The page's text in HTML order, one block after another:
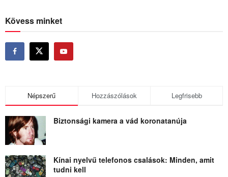
Kövess minket
Népszerű Hozzászólások Legfrisebb
Biztonsági kamera a vád koronatanúja
Kínai nyelvű telefonos csalások: Minden, amit
tudni kell